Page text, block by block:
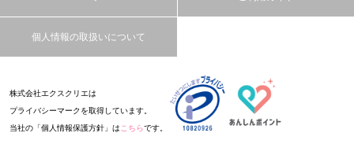
個人情報の取扱いについて
株式会社エクスクリエは
プライバシーマークを取得しています。
当社の「個人情報保護方針」は こちらです。